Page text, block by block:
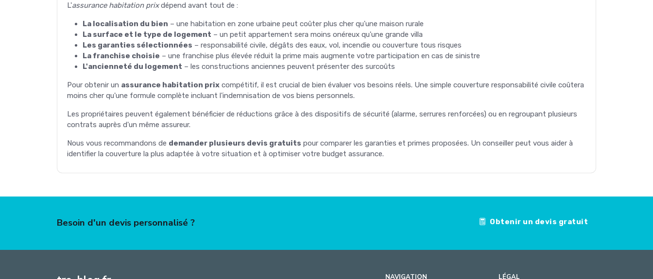
L'assurance habitation prixdépend avant tout de :
La localisation du bien – une habitation en zone urbaine peut coûter plus cher qu'une maison rurale
La surface et le type de logement – un petit appartement sera moins onéreux qu'une grande villa
Les garanties sélectionnées – responsabilité civile, dégâts des eaux, vol, incendie ou couverture tous risques
La franchise choisie – une franchise plus élevée réduit la prime mais augmente votre participation en cas de sinistre
L'ancienneté du logement – les constructions anciennes peuvent présenter des surcoûts
Pour obtenir un assurance habitation prix compétitif, il est crucial de bien évaluer vos besoins réels. Une simple couverture responsabilité civile coûtera
moins cher qu'une formule complète incluant l'indemnisation de vos biens personnels.
Les propriétaires peuvent également bénéficier de réductions grâce à des dispositifs de sécurité (alarme, serrures renforcées) ou en regroupant plusieurs
contrats auprès d'un même assureur.
Nous vous recommandons de demander plusieurs devis gratuits pour comparer les garanties et primes proposées. Un conseiller peut vous aider à
identifier la couverture la plus adaptée à votre situation et à optimiser votre budget assurance.
Besoin d'un devis personnalisé ? Obtenir un devis gratuit
NAVIGATION LÉGAL